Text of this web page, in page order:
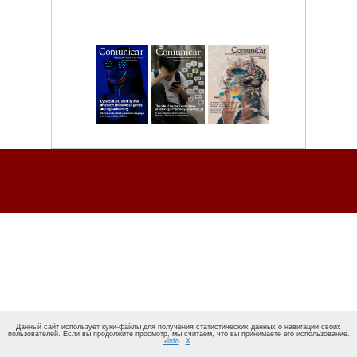
Данный сайт использует куки-файлы для получения статистических данных о навигации своих
пользователей. Если вы продолжите просмотр, мы считаем, что вы принимаете его использование.
+info X